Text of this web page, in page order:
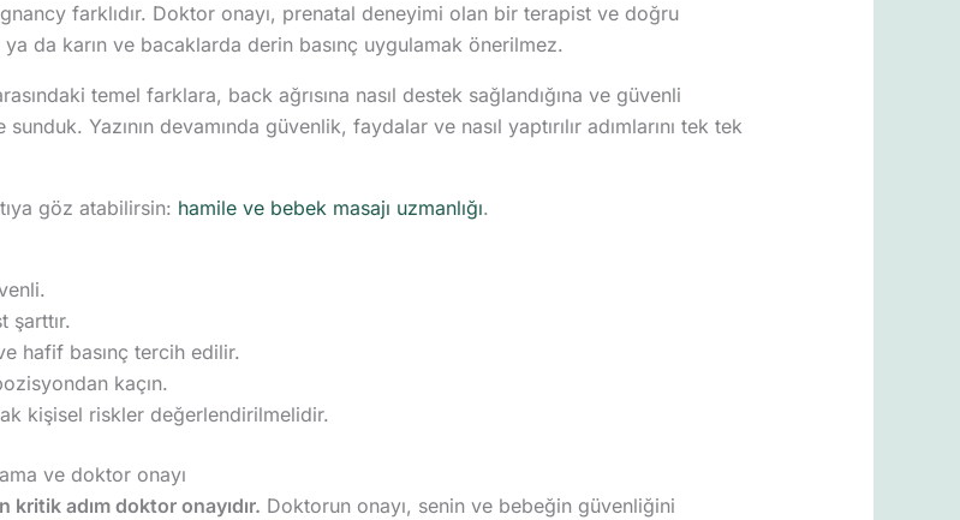
farklıdır. Doktor onayı, prenatal deneyimi olan bir terapist ve doğru
da karın ve bacaklarda derin basınç uygulamak önerilmez.
temel farklara, back ağrısına nasıl destek sağlandığına ve güvenli
Yazının devamında güvenlik, faydalar ve nasıl yaptırılır adımlarını tek tek
göz atabilirsin: hamile ve bebek masajı uzmanlığı.
şarttır.
hafif basınç tercih edilir.
kaçın.
kişisel riskler değerlendirilmelidir.
ve doktor onayı
kritik adım doktor onayıdır. Doktorun onayı, senin ve bebeğin güvenliğini